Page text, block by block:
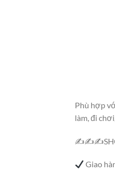
Phù hợp
làm, đi
Giao